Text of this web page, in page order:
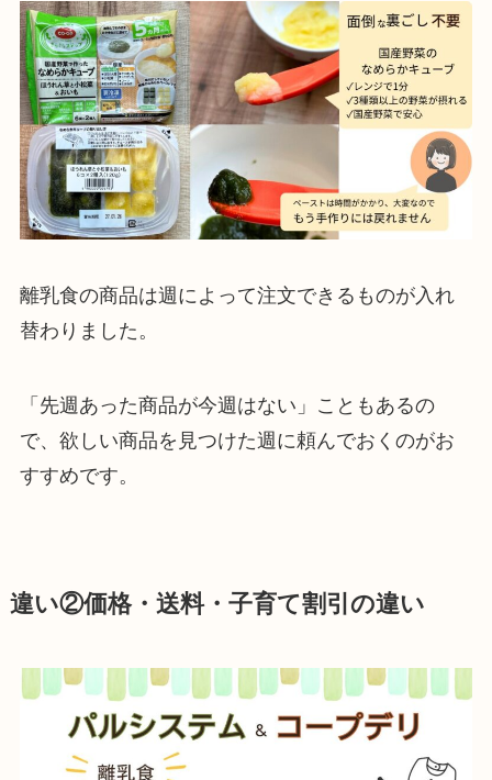
離乳食の商品は週によって注文できるものが入れ
替わりました。
「先週あった商品が今週はない」こともあるの
で、欲しい商品を見つけた週に頼んでおくのがお
すすめです。
違い②価格・送料・子育て割引の違い